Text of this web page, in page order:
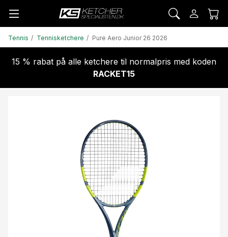
Tennis Tennisketchere Pure Aero Junior 26 2026
15 % rabat på alle ketchere til normalpris med koden
RACKET15